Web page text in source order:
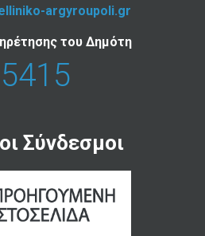
argyroupoli.gr
του Δημότη
Σύνδεσμοι